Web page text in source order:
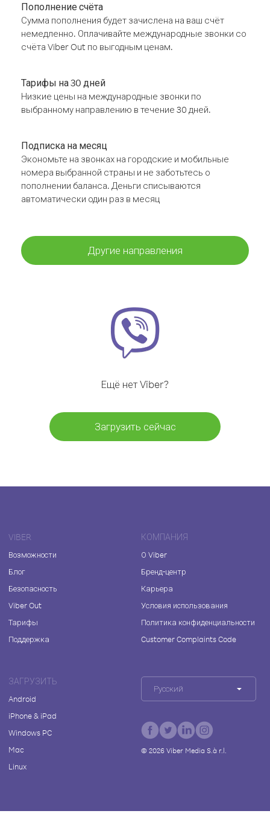
Пополнение счёта
Сумма пополнения будет зачислена на ваш счёт
немедленно. Оплачивайте международные звонки со
счёта Viber Out по выгодным ценам.
Тарифы на 30 дней
Низкие цены на международные звонки по
выбранному направлению в течение 30 дней.
Подписка на месяц
Экономьте на звонках на городские и мобильные
номера выбранной страны и не заботьтесь о
пополнении баланса. Деньги списываются
автоматически один раз в месяц
Другие направления
Ещё нет Viber?
Загрузить сейчас
VIBER
Возможности
Блог
Безопасность
Viber Out
Тарифы
Поддержка
КОМПАНИЯ
О Viber
Бренд-центр
Карьера
Условия использования
Политика конфиденциальности
Customer Complaints Code
ЗАГРУЗИТЬ
Android
iPhone & iPad
Windows PC
Mac
Linux
Русский
© 2026Viber Media S.à r.l.